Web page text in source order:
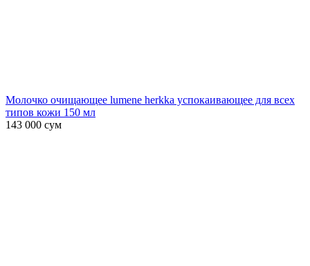
Молочко очищающее lumene herkka успокаивающее для всех
типов кожи 150 мл
143 000 сум